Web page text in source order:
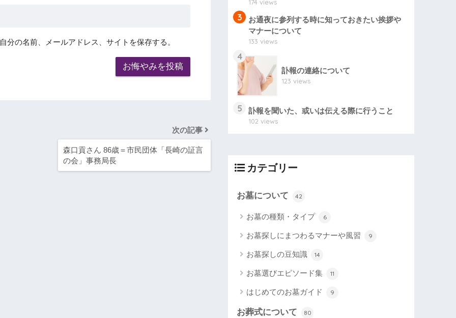
の名前、メールアドレス、サイトを保存する。
次の記事
森口貢さん 86歳＝市民団体「長崎の証言
の会」事務局長
174 views
3
お通夜に参列する時に知っておきたい挨拶や
マナーについて
133 views
4
訃報の連絡について
123 views
5 訃報を聞いた、或いは伝える際に行うこと
102 views
カテゴリー
お墓について 42
お墓の種類・タイプ 6
お墓探しにまつわるマナーや風習 9
お墓探しの豆知識 14
お墓選びエピソード集 11
はじめてのお墓ガイド 9
お葬式について 80